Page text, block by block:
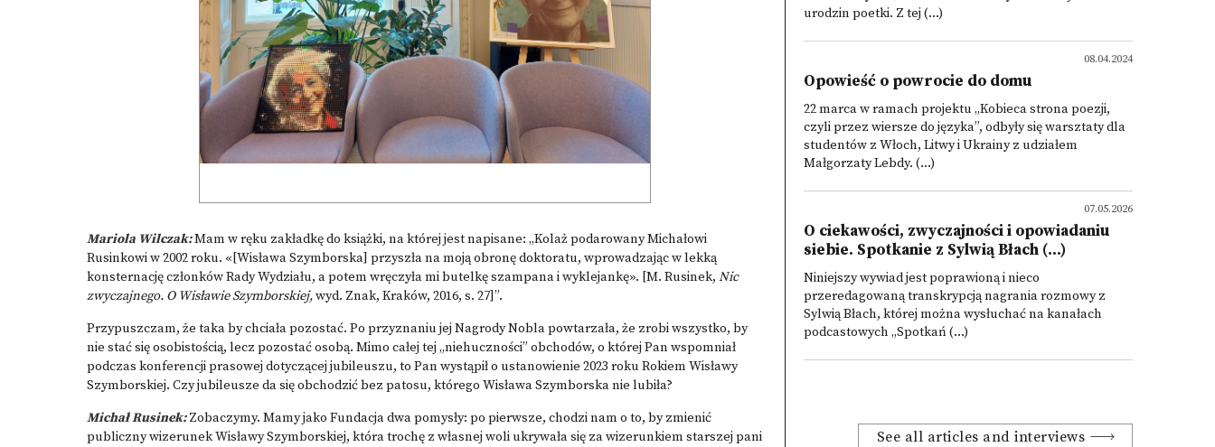
Mariola Wilczak:Mam w ręku zakładkę do książki, na której jest napisane: „Kolaż podarowany Michałowi
Rusinkowi w 2002 roku. «[Wisława Szymborska] przyszła na moją obronę doktoratu, wprowadzając w lekką
konsternację członków Rady Wydziału, a potem wręczyła mi butelkę szampana i wyklejankę». [M. Rusinek, Nic
zwyczajnego. O Wisławie Szymborskiej,wyd. Znak, Kraków, 2016, s. 27]”.
Przypuszczam, że taka by chciała pozostać. Po przyznaniu jej Nagrody Nobla powtarzała, że zrobi wszystko, by
nie stać się osobistością, lecz pozostać osobą. Mimo całej tej „niehuczności” obchodów, o której Pan wspomniał
podczas konferencji prasowej dotyczącej jubileuszu, to Pan wystąpił o ustanowienie 2023 roku Rokiem Wisławy
Szymborskiej. Czy jubileusze da się obchodzić bez patosu, którego Wisława Szymborska nie lubiła?
Michał Rusinek:Zobaczymy. Mamy jako Fundacja dwa pomysły: po pierwsze, chodzi nam o to, by zmienić
publiczny wizerunek Wisławy Szymborskiej, która trochę z własnej woli ukrywała się za wizerunkiem starszej pani
urodzin poetki. Z tej (...)
08.04.2024
Opowieść o powrocie do domu
22 marca w ramach projektu „Kobieca strona poezji,
czyli przez wiersze do języka”, odbyły się warsztaty dla
studentów z Włoch, Litwy i Ukrainy z udziałem
Małgorzaty Lebdy. (...)
07.05.2026
O ciekawości, zwyczajności i opowiadaniu
siebie. Spotkanie z Sylwią Błach (...)
Niniejszy wywiad jest poprawioną i nieco
przeredagowaną transkrypcją nagrania rozmowy z
Sylwią Błach, której można wysłuchać na kanałach
podcastowych „Spotkań (...)
See all articles and interviews